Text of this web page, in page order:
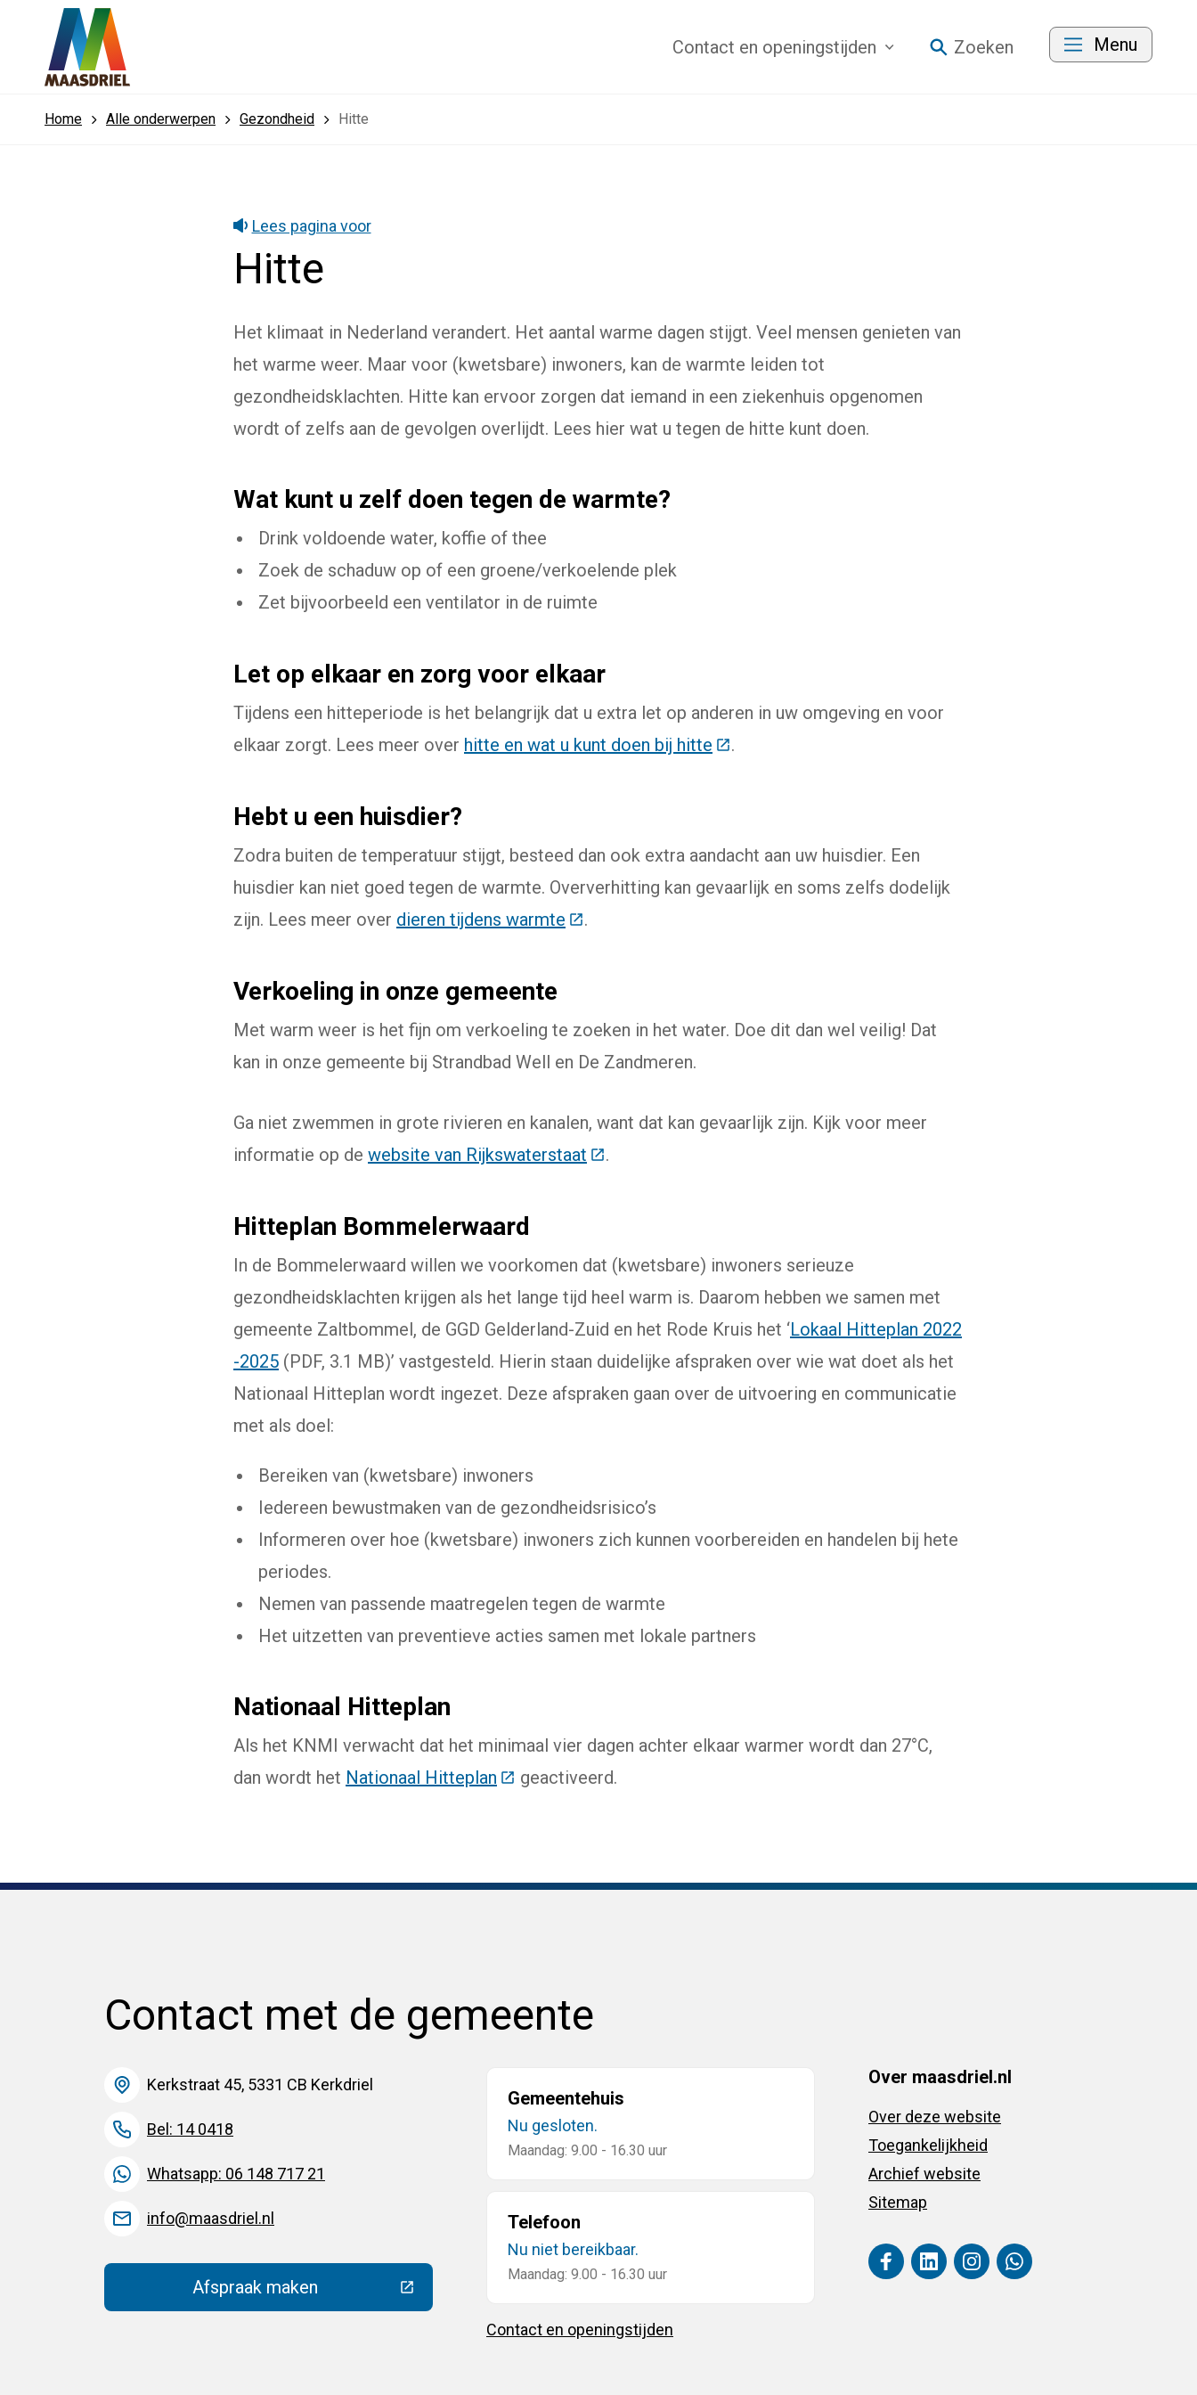
Contact en openingstijden Zoeken Menu
Home Alle onderwerpen Gezondheid Hitte
Lees pagina voor
Hitte
Het klimaat in Nederland verandert. Het aantal warme dagen stijgt. Veel mensen genieten van
het warme weer. Maar voor (kwetsbare) inwoners, kan de warmte leiden tot
gezondheidsklachten. Hitte kan ervoor zorgen dat iemand in een ziekenhuis opgenomen
wordt of zelfs aan de gevolgen overlijdt. Lees hier wat u tegen de hitte kunt doen.
Wat kunt u zelf doen tegen de warmte?
Drink voldoende water, koffie of thee
Zoek de schaduw op of een groene/verkoelende plek
Zet bijvoorbeeld een ventilator in de ruimte
Let op elkaar en zorg voor elkaar
Tijdens een hitteperiode is het belangrijk dat u extra let op anderen in uw omgeving en voor
elkaar zorgt. Lees meer over hitte en wat u kunt doen bij hitte (Deze link gaat naar een externe website)
.
Hebt u een huisdier?
Zodra buiten de temperatuur stijgt, besteed dan ook extra aandacht aan uw huisdier. Een
huisdier kan niet goed tegen de warmte. Oververhitting kan gevaarlijk en soms zelfs dodelijk
zijn. Lees meer over dieren tijdens warmte (Deze link gaat naar een externe website)
.
Verkoeling in onze gemeente
Met warm weer is het fijn om verkoeling te zoeken in het water. Doe dit dan wel veilig! Dat
kan in onze gemeente bij Strandbad Well en De Zandmeren.
Ga niet zwemmen in grote rivieren en kanalen, want dat kan gevaarlijk zijn. Kijk voor meer
informatie op de website van Rijkswaterstaat (Deze link gaat naar een externe website)
.
Hitteplan Bommelerwaard
In de Bommelerwaard willen we voorkomen dat (kwetsbare) inwoners serieuze
gezondheidsklachten krijgen als het lange tijd heel warm is. Daarom hebben we samen met
gemeente Zaltbommel, de GGD Gelderland-Zuid en het Rode Kruis het ‘Lokaal Hitteplan 2022
-2025 (PDF, 3.1 MB)’ vastgesteld. Hierin staan duidelijke afspraken over wie wat doet als het
Nationaal Hitteplan wordt ingezet. Deze afspraken gaan over de uitvoering en communicatie
met als doel:
Bereiken van (kwetsbare) inwoners
Iedereen bewustmaken van de gezondheidsrisico’s
Informeren over hoe (kwetsbare) inwoners zich kunnen voorbereiden en handelen bij hete
periodes.
Nemen van passende maatregelen tegen de warmte
Het uitzetten van preventieve acties samen met lokale partners
Nationaal Hitteplan
Als het KNMI verwacht dat het minimaal vier dagen achter elkaar warmer wordt dan 27°C,
dan wordt het Nationaal Hitteplan (Deze link gaat naar een externe website)
geactiveerd.
Contact met de gemeente
Kerkstraat 45, 5331 CB Kerkdriel
Bel: 14 0418
Whatsapp: 06 148 717 21
info@maasdriel.nl
Afspraak maken(Deze link gaat naar een externe website)
Gemeentehuis
Nu gesloten.
Maandag: 9.00 - 16.30 uur
Telefoon
Nu niet bereikbaar.
Maandag: 9.00 - 16.30 uur
Contact en openingstijden
Over maasdriel.nl
Over deze website
Toegankelijkheid
Archief website
Sitemap